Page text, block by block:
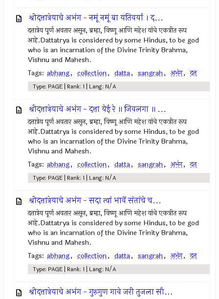
श्रीदत्तात्रेयाचे अभंग - नमूं नमूं बा यतिवर्या । द...
दत्तात्रेय पूर्ण अवतार असून, ब्रम्हा, विष्णू आणि महेश यांचे एकत्रीत रूप
आहे.Dattatrya is considered by some Hindus, to be god
who is an incarnation of the Divine Trinity Brahma,
Vishnu and Mahesh.
Tags: abhang, collection, datta, sangrah, अभंग, दत्त
Type: PAGE | Rank: 1 | Lang: N/A
श्रीदत्तात्रेयाचे अभंग - दत्ता येईं रे ॥ जिवलगा ॥ ...
दत्तात्रेय पूर्ण अवतार असून, ब्रम्हा, विष्णू आणि महेश यांचे एकत्रीत रूप
आहे.Dattatrya is considered by some Hindus, to be god
who is an incarnation of the Divine Trinity Brahma,
Vishnu and Mahesh.
Tags: abhang, collection, datta, sangrah, अभंग, दत्त
Type: PAGE | Rank: 1 | Lang: N/A
श्रीदत्तात्रेयाचे अभंग - सदा त्वां भावें संतांचे च...
दत्तात्रेय पूर्ण अवतार असून, ब्रम्हा, विष्णू आणि महेश यांचे एकत्रीत रूप
आहे.Dattatrya is considered by some Hindus, to be god
who is an incarnation of the Divine Trinity Brahma,
Vishnu and Mahesh.
Tags: abhang, collection, datta, sangrah, अभंग, दत्त
Type: PAGE | Rank: 1 | Lang: N/A
श्रीदत्तात्रेयाचे अभंग - गुरुगुण गावे जरी तुजला सौ...